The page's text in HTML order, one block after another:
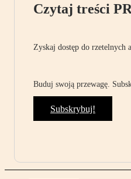
Czytaj treści
Zyskaj dostęp do rzetelnych
Buduj swoją przewagę.
Subskrybuj!